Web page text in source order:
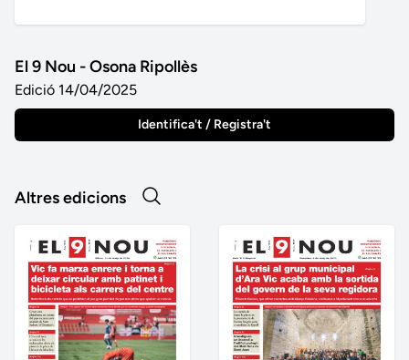
El 9 Nou - Osona Ripollès
Edició 14/04/2025
Identifica't / Registra't
Altres edicions